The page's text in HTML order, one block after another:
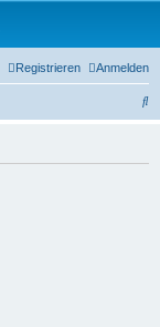
Anmelden
Registrieren
S